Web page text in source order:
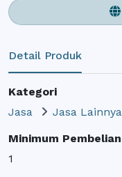
Detail Produk
Kategori
Jasa
Jasa Lainnya
Minimum Pembelian
1